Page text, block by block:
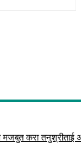
मजबुत करा